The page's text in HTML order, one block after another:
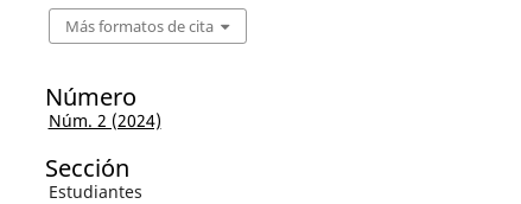
Más formatos de cita
Número
Núm. 2 (2024)
Sección
Estudiantes